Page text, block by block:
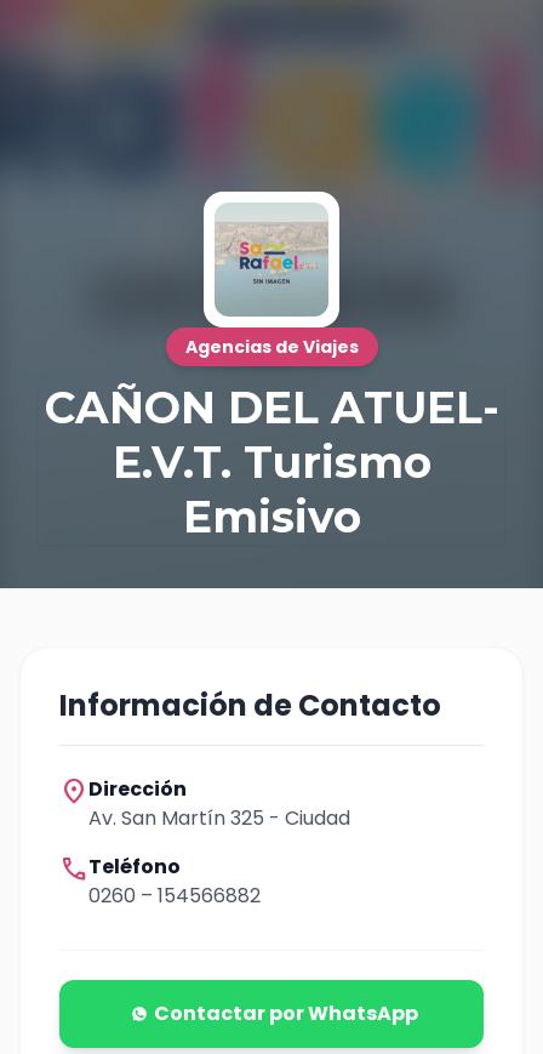
Agencias de Viajes
CAÑON DEL ATUEL-
E.V.T. Turismo
Emisivo
Información de Contacto
location_on Dirección
Av. San Martín 325 - Ciudad
callTeléfono
0260 – 154566882
Contactar por WhatsApp